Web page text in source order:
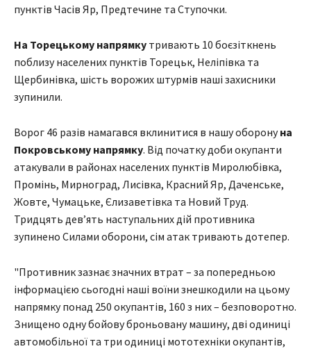
пунктів Часів Яр, Предтечине та Ступочки.
На Торецькому напрямку тривають 10 боєзіткнень
поблизу населених пунктів Торецьк, Неліпівка та
Щербинівка, шість ворожих штурмів наші захисники
зупинили.
Ворог 46 разів намагався вклинитися в нашу оборонуна
Покровському напрямку. Від початку доби окупанти
атакували в районах населених пунктів Миролюбівка,
Промінь, Мирноград, Лисівка, Красний Яр, Даченське,
Жовте, Чумацьке, Єлизаветівка та Новий Труд.
Тридцять дев’ять наступальних дій противника
зупинено Силами оборони, сім атак тривають дотепер.
"Противник зазнає значних втрат – за попередньою
інформацією сьогодні наші воїни знешкодили на цьому
напрямку понад 250 окупантів, 160 з них – безповоротно.
Знищено одну бойову броньовану машину, дві одиниці
автомобільної та три одиниці мототехніки окупантів,